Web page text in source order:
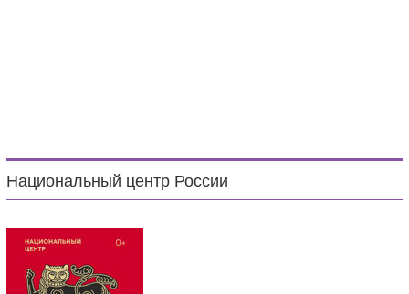
Национальный центр России